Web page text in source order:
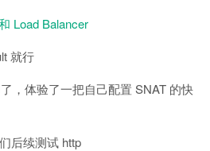
就行
，体验了一把自己配置 SNAT 的快
后续测试 http